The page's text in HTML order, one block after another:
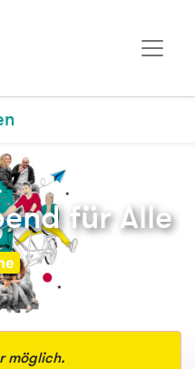
für Alle
möglich.